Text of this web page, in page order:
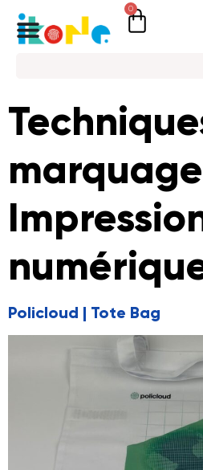
0
Policloud | Tote Bag